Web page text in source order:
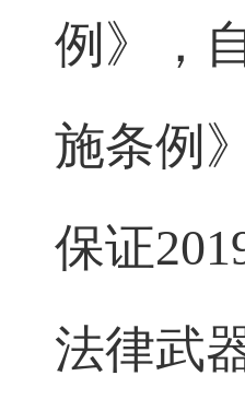
例》，
施条例
保证
法律武